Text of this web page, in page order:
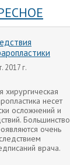
2017 г.
хирургическая
несет
осложнений и
Большинство
очень
врача.